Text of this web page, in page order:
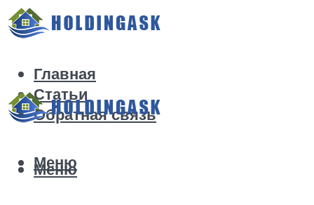
Главная
Статьи
Обратная связь
Меню
Меню